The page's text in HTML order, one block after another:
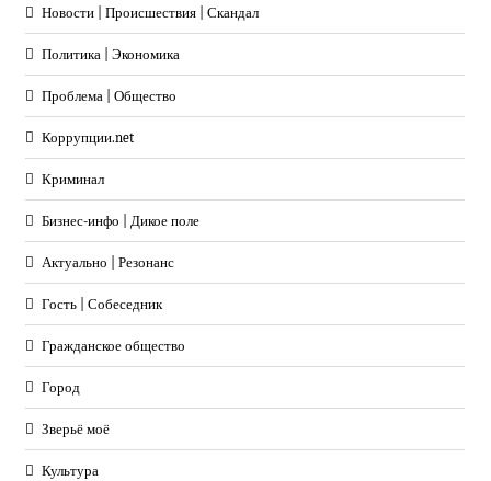
Новости | Происшествия | Скандал
Политика | Экономика
Проблема | Общество
Коррупции.net
Криминал
Бизнес-инфо | Дикое поле
Актуально | Резонанс
Гость | Собеседник
Гражданское общество
Город
Зверьё моё
Культура